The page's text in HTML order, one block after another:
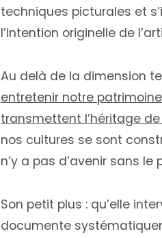
techniques picturales et
l’intention originelle de
Au delà de la dimension
entretenir notre
transmettent l’héritage
nos cultures se sont
n’y a pas d’avenir sans
Son petit plus : qu’elle
documente